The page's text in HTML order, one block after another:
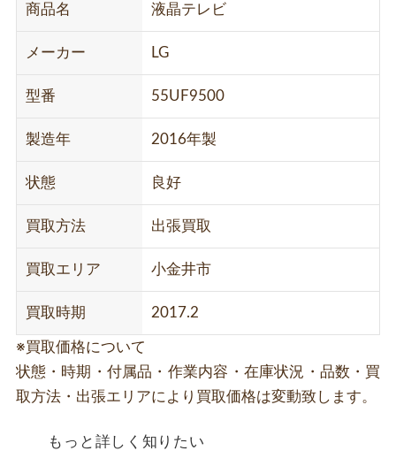
商品名 液晶テレビ
メーカー LG
型番 55UF9500
製造年 2016年製
状態 良好
買取方法 出張買取
買取エリア 小金井市
買取時期 2017.2
※買取価格について
状態・時期・付属品・作業内容・在庫状況・品数・買
取方法・出張エリアにより買取価格は変動致します。
もっと詳しく知りたい